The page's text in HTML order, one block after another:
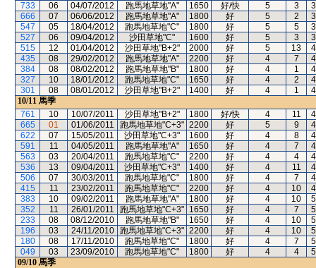
733
06 04/07/2012 跑馬地草地"A" 1650 好/快 5 3
666
07 06/06/2012 跑馬地草地"A" 1800 好 5 2
547
05 18/04/2012 跑馬地草地"C" 1800 好 5 5
527
06 09/04/2012 沙田草地"C" 1600 好 5 3
515
12 01/04/2012 沙田草地"B+2" 2000 好 5 13
435
08 29/02/2012 跑馬地草地"A" 2200 好 4 7
384
08 08/02/2012 跑馬地草地"B" 1800 好 4 1
327
10 18/01/2012 跑馬地草地"C" 1650 好 4 2
301
08 08/01/2012 沙田草地"B+2" 1400 好 4 1
10/11 馬季
761
10 10/07/2011 沙田草地"B+2" 1800 好/快 4 11
665
01 01/06/2011 跑馬地草地"C+3" 2200 好 5 9
622
07 15/05/2011 沙田草地"C+3" 1600 好 4 8
591
11 04/05/2011 跑馬地草地"A" 1650 好 4 7
563
03 20/04/2011 跑馬地草地"C" 2200 好 4 4
536
13 09/04/2011 沙田草地"C+3" 1400 好 4 11
506
07 30/03/2011 跑馬地草地"C" 1800 好 4 7
415
11 23/02/2011 跑馬地草地"C" 2200 好 4 10
383
10 09/02/2011 跑馬地草地"A" 1800 好 4 10
352
11 26/01/2011 跑馬地草地"C+3" 1650 好 4 7
233
08 08/12/2010 跑馬地草地"B" 1650 好 4 10
196
03 24/11/2010 跑馬地草地"C+3" 2200 好 4 10
180
08 17/11/2010 跑馬地草地"C" 1800 好 4 7
049
03 23/09/2010 跑馬地草地"C" 1800 好 4 4
09/10 馬季